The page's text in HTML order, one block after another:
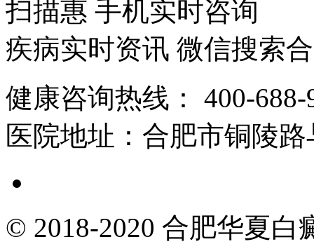
扫描惠 手机实时咨询
疾病实时资讯 微信搜索
健康咨询热线： 400-688-
医院地址： 合肥市铜陵
© 2018-2020 合肥华夏白